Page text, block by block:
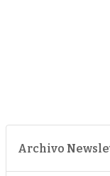
Archivo